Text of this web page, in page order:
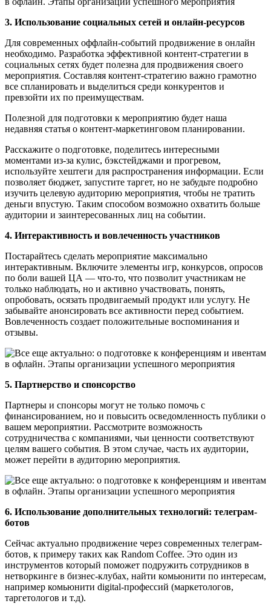
3. Использование социальных сетей и онлайн-ресурсов
Для современных оффлайн-событий продвижение в онлайн
необходимо. Разработка эффективной контент-стратегии в
социальных сетях будет полезна для продвижения своего
мероприятия. Составляя контент-стратегию важно грамотно
все спланировать и выделиться среди конкурентов и
превзойти их по преимуществам.
Полезной для подготовки к мероприятию будет наша
недавняя статья о контент-маркетинговом планировании.
Расскажите о подготовке, поделитесь интересными
моментами из-за кулис, бэкстейджами и прогревом,
используйте хештеги для распространения информации. Если
позволяет бюджет, запустите таргет, но не забудьте подробно
изучить целевую аудиторию мероприятия, чтобы не тратить
деньги впустую. Таким способом возможно охватить больше
аудитории и заинтересованных лиц на событии.
4. Интерактивность и вовлеченность участников
Постарайтесь сделать мероприятие максимально
интерактивным. Включите элементы игр, конкурсов, опросов
по боли вашей ЦА — что-то, что позволит участникам не
только наблюдать, но и активно участвовать, понять,
опробовать, осязать продвигаемый продукт или услугу. Не
забывайте анонсировать все активности перед событием.
Вовлеченность создает положительные воспоминания и
отзывы.
5. Партнерство и спонсорство
Партнеры и спонсоры могут не только помочь с
финансированием, но и повысить осведомленность публики о
вашем мероприятии. Рассмотрите возможность
сотрудничества с компаниями, чьи ценности соответствуют
целям вашего события. В этом случае, часть их аудитории,
может перейти в аудиторию мероприятия.
6. Использование дополнительных технологий: телеграм-
ботов
Сейчас актуально продвижение через современных телеграм-
ботов, к примеру таких как Random Coffee. Это один из
инструментов который поможет подружить сотрудников в
нетворкинге в бизнес-клубах, найти комьюнити по интересам,
например комьюнити digital-профессий (маркетологов,
таргетологов и т.д).